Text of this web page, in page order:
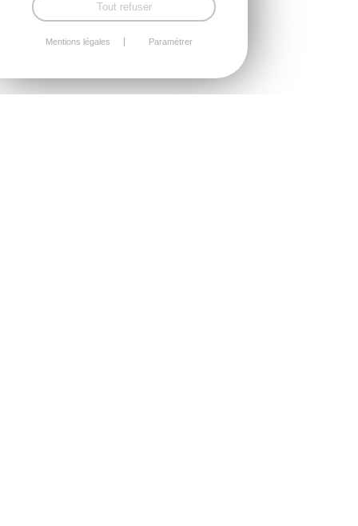
Tout refuser
Mentions légales Paramétrer